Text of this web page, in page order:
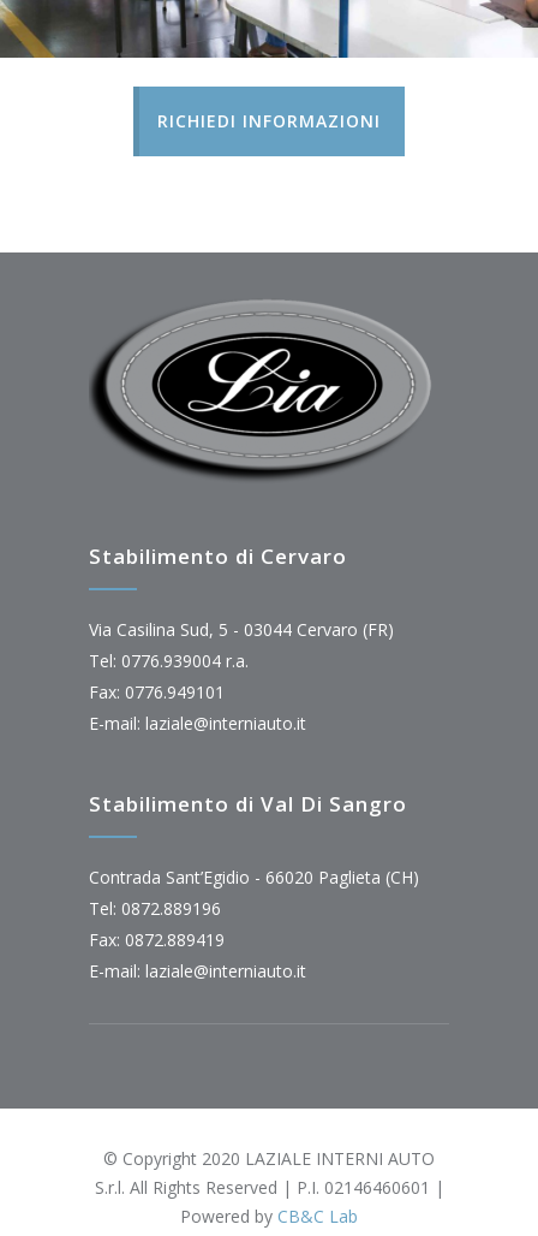
RICHIEDI INFORMAZIONI
Stabilimento di Cervaro
Via Casilina Sud, 5 - 03044 Cervaro (FR)
Tel: 0776.939004 r.a.
Fax: 0776.949101
E-mail: laziale@interniauto.it
Stabilimento di Val Di Sangro
Contrada Sant’Egidio - 66020 Paglieta (CH)
Tel: 0872.889196
Fax: 0872.889419
E-mail: laziale@interniauto.it
© Copyright 2020 LAZIALE INTERNI AUTO
S.r.l. All Rights Reserved | P.I. 02146460601 |
Powered by CB&C Lab